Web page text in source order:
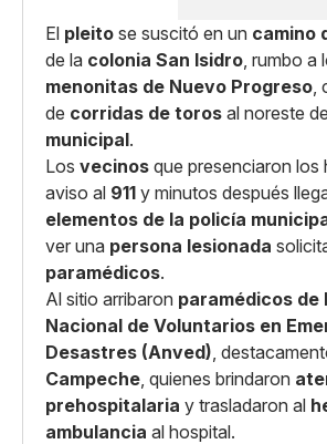
El pleito se suscitó en un camino
de la colonia San Isidro, rumbo a
menonitas de Nuevo Progreso,
de corridas de toros al noreste
municipal.
Los vecinos que presenciaron los
aviso al 911 y minutos después
elementos de la policía
ver una persona lesionada
paramédicos.
Al sitio arribaron paramédicos de
Nacional de Voluntarios en
Desastres (Anved),
Campeche, quienes brindaron
prehospitalaria y trasladaron al
ambulancia al hospital.